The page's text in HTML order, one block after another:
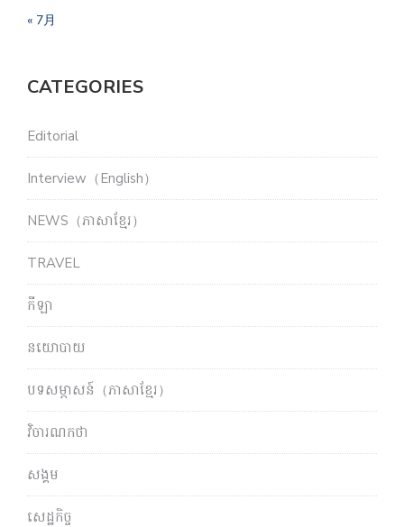
« 7月
CATEGORIES
Editorial
Interview（English）
NEWS（ភាសាខ្មែរ）
TRAVEL
កីឡា
នយោបាយ
បទសម្ភាសន៍（ភាសាខ្មែរ）
វិចារណកថា
សង្គម
សេដ្ឋកិច្ច